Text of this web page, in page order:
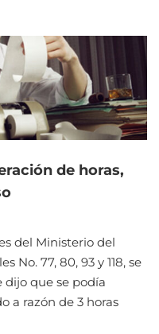
de horas,
del Ministerio del
No. 77, 80, 93 y 118, se
dijo que se podía
a razón de 3 horas